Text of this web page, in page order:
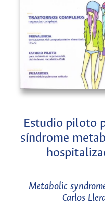
Estudio piloto
síndrome
Metabolic
Carlos